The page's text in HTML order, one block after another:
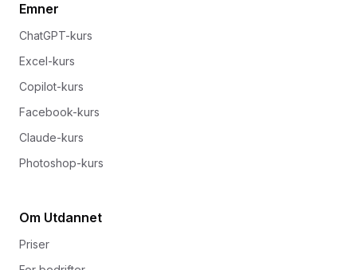
Emner
ChatGPT-kurs
Excel-kurs
Copilot-kurs
Facebook-kurs
Claude-kurs
Photoshop-kurs
Om Utdannet
Priser